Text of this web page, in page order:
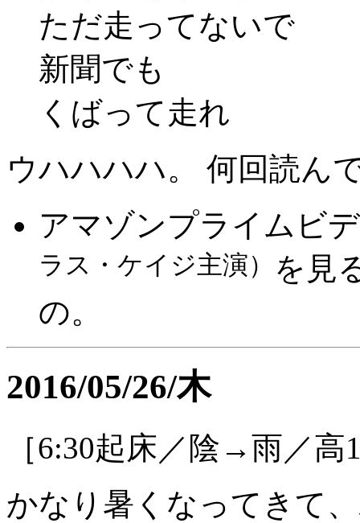
ただ走ってないで
新聞でも
くばって走れ
ウハハハハ。 何回読ん
アマゾンプライムビ
ラス・ケイジ主演） を見
の。
2016/05/26/木
［6:30起床／陰→雨／高
かなり暑くなってきて